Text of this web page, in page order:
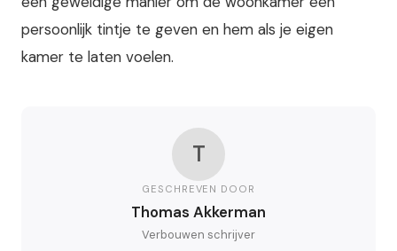
persoonlijk tintje te geven en hem als je eigen
kamer te laten voelen.
T
GESCHREVEN DOOR
Thomas Akkerman
Verbouwen schrijver